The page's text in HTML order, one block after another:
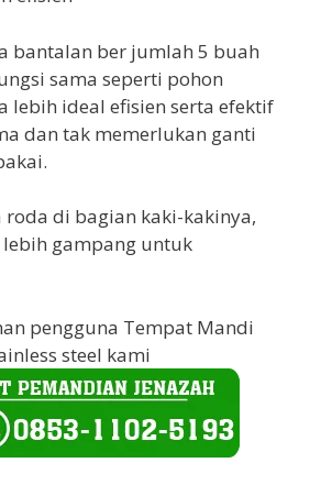
bantalan ber jumlah 5 buah
sama seperti pohon
lebih ideal efisien serta efektif
dan tak memerlukan ganti
roda di bagian kaki-kakinya,
gampang untuk
pengguna Tempat Mandi
steel kami